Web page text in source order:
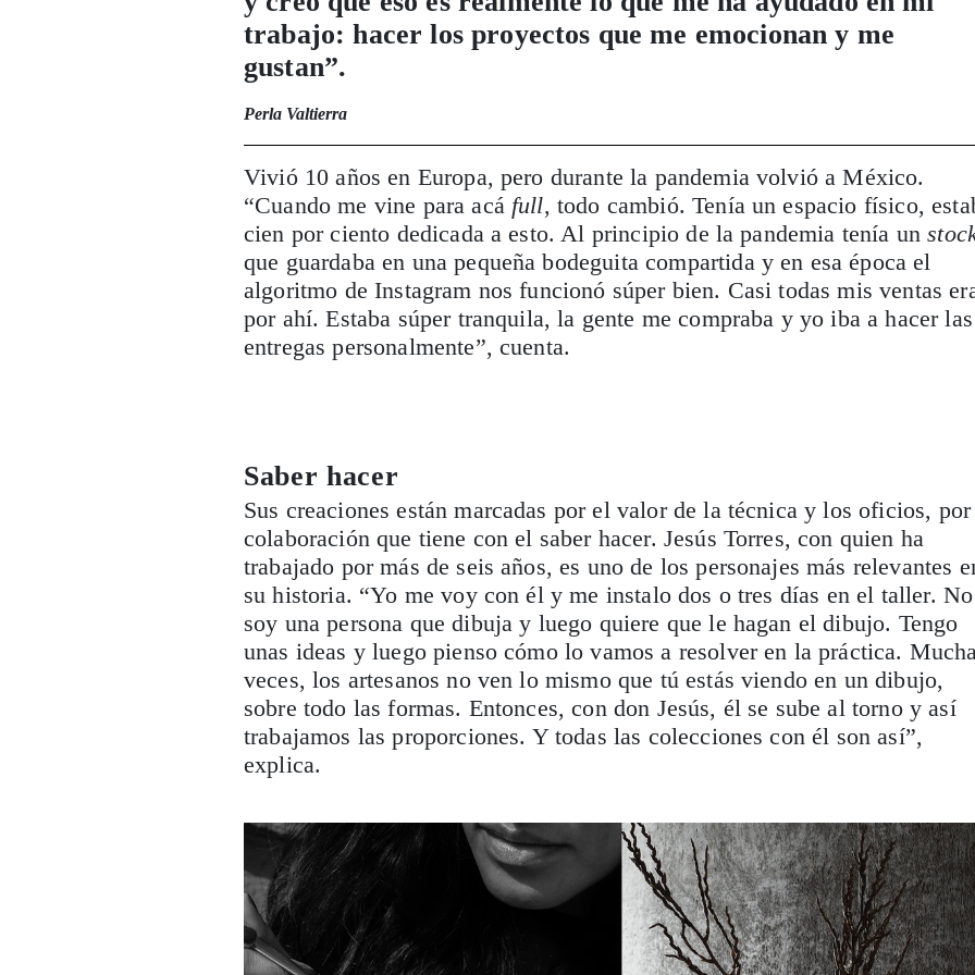
trabajo: hacer los proyectos que me emocionan y me
gustan”.
Perla Valtierra
Vivió 10 años en Europa, pero durante la pandemia volvió a México.
“Cuando me vine para acá full, todo cambió. Tenía un espacio físico,
cien por ciento dedicada a esto. Al principio de la pandemia tenía un
que guardaba en una pequeña bodeguita compartida y en esa época el
algoritmo de Instagram nos funcionó súper bien. Casi todas mis ventas
por ahí. Estaba súper tranquila, la gente me compraba y yo iba a hacer las
entregas personalmente”, cuenta.
Saber hacer
Sus creaciones están marcadas por el valor de la técnica y los oficios,
colaboración que tiene con el saber hacer. Jesús Torres, con quien ha
trabajado por más de seis años, es uno de los personajes más relevantes
su historia. “Yo me voy con él y me instalo dos o tres días en el taller. No
soy una persona que dibuja y luego quiere que le hagan el dibujo. Tengo
unas ideas y luego pienso cómo lo vamos a resolver en la práctica.
veces, los artesanos no ven lo mismo que tú estás viendo en un dibujo,
sobre todo las formas. Entonces, con don Jesús, él se sube al torno y así
trabajamos las proporciones. Y todas las colecciones con él son así”,
explica.